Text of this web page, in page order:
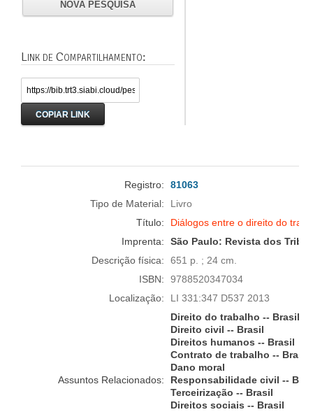
NOVA PESQUISA
Link de Compartilhamento:
COPIAR LINK
Registro:
81063
Tipo de Material:
Livro
Título:
Diálogos entre o direito do
Imprenta:
São Paulo: Revista dos
Descrição física:
651 p. ; 24 cm.
ISBN:
9788520347034
Localização:
LI 331:347 D537 2013
Assuntos Relacionados:
Direito do trabalho -- Brasil
Direito civil -- Brasil
Direitos humanos -- Brasil
Contrato de trabalho -- Brasil
Dano moral
Responsabilidade civil --
Terceirização -- Brasil
Direitos sociais -- Brasil